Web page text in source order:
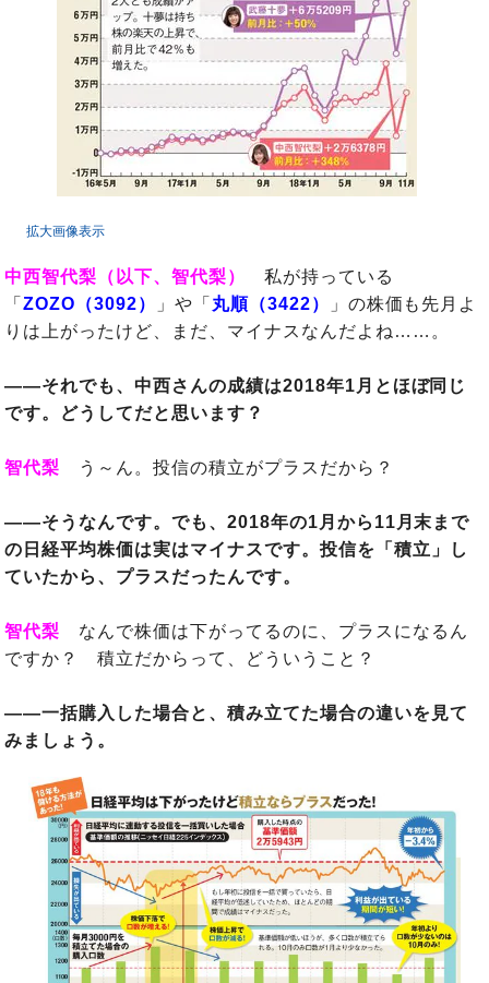
拡大画像表示
中西智代梨（以下、智代梨）
私が持っている
「ZOZO（3092） 」や「 丸順（3422）
」の株価も先月よ
りは上がったけど、まだ、マイナスなんだよね……。
――それでも、中西さんの成績は2018年1月とほぼ同じ
です。どうしてだと思います？
智代梨 う～ん。投信の積立がプラスだから？
――そうなんです。でも、2018年の1月から11月末まで
の日経平均株価は実はマイナスです。投信を「積立」し
ていたから、プラスだったんです。
智代梨 なんで株価は下がってるのに、プラスになるん
ですか？ 積立だからって、どういうこと？
――一括購入した場合と、積み立てた場合の違いを見て
みましょう。